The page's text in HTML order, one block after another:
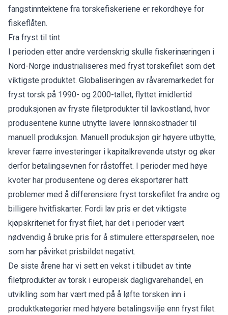
fangstinntektene fra torskefiskeriene er rekordhøye for
fiskeflåten.
Fra fryst til tint
I perioden etter andre verdenskrig skulle fiskerinæringen i
Nord-Norge industrialiseres med fryst torskefilet som det
viktigste produktet. Globaliseringen av råvaremarkedet for
fryst torsk på 1990- og 2000-tallet, flyttet imidlertid
produksjonen av fryste filetprodukter til lavkostland, hvor
produsentene kunne utnytte lavere lønnskostnader til
manuell produksjon. Manuell produksjon gir høyere utbytte,
krever færre investeringer i kapitalkrevende utstyr og øker
derfor betalingsevnen for råstoffet. I perioder med høye
kvoter har produsentene og deres eksportører hatt
problemer med å differensiere fryst torskefilet fra andre og
billigere hvitfiskarter. Fordi lav pris er det viktigste
kjøpskriteriet for fryst filet, har det i perioder vært
nødvendig å bruke pris for å stimulere etterspørselen, noe
som har påvirket prisbildet negativt.
De siste årene har vi sett en vekst i tilbudet av tinte
filetprodukter av torsk i europeisk dagligvarehandel, en
utvikling som har vært med på å løfte torsken inn i
produktkategorier med høyere betalingsvilje enn fryst filet.